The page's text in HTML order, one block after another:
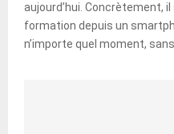
aujourd’hui. Concrètement, il
formation depuis un
n’importe quel moment,